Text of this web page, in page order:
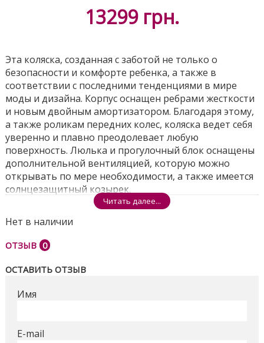
13299 грн.
Эта коляска, созданная с заботой не только о
безопасности и комфорте ребенка, а также в
соответствии с последними тенденциями в мире
моды и дизайна. Корпус оснащен ребрами жесткости
и новым двойным амортизатором. Благодаря этому,
а также роликам передних колес, коляска ведет себя
уверенно и плавно преодолевает любую
поверхность. Люлька и прогулочный блок оснащены
дополнительной вентиляцией, которую можно
открывать по мере необходимости, а также имеется
солнцезащитный козырек.
Снизу люльки есть регулируемое дополнительное
вентиляционное отверстие. Так же есть
позволяет наблюдать за ребенком. Стиль коляски
дополнительного обслуживания современные
легко монтируемые колеса
Читать далее...
Нет в наличии
ОТЗЫВ 0
ОСТАВИТЬ ОТЗЫВ
Имя
E-mail